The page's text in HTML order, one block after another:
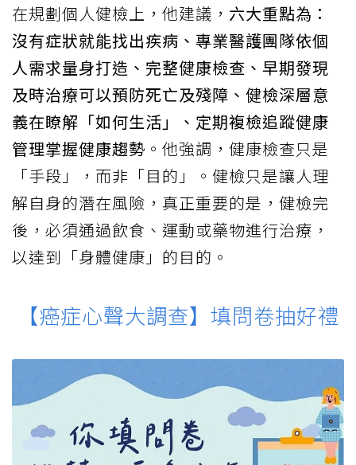
在規劃個人健檢上，他建議， 六大重點為：
沒有症狀就能找出疾病、專業醫護團隊依個
人需求量身打造、完整健康檢查、早期發現
及時治療可以預防死亡及殘障、健檢深層意
義在瞭解「如何生活」、定期複檢追蹤健康
管理掌握健康趨勢 。他強調，健康檢查只是
「手段」，而非「目的」。健檢只是讓人理
解自身的潛在風險，真正重要的是，健檢完
後，必須通過飲食、運動或藥物進行治療，
以達到「身體健康」的目的。
【癌症心聲大調查】填問卷抽好禮